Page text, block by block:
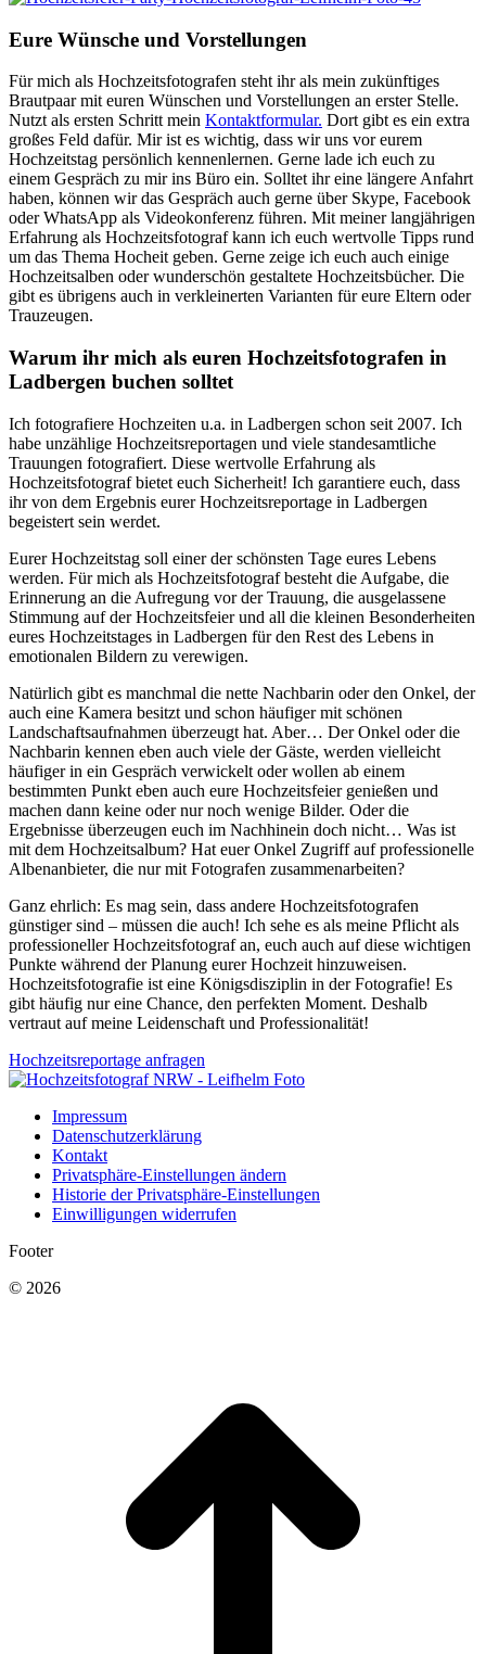
Eure Wünsche und Vorstellungen
Für mich als Hochzeitsfotografen steht ihr als mein zukünftiges
Brautpaar mit euren Wünschen und Vorstellungen an erster Stelle.
Nutzt als ersten Schritt mein Kontaktformular. Dort gibt es ein extra
großes Feld dafür. Mir ist es wichtig, dass wir uns vor eurem
Hochzeitstag persönlich kennenlernen. Gerne lade ich euch zu
einem Gespräch zu mir ins Büro ein. Solltet ihr eine längere Anfahrt
haben, können wir das Gespräch auch gerne über Skype, Facebook
oder WhatsApp als Videokonferenz führen. Mit meiner langjährigen
Erfahrung als Hochzeitsfotograf kann ich euch wertvolle Tipps rund
um das Thema Hocheit geben. Gerne zeige ich euch auch einige
Hochzeitsalben oder wunderschön gestaltete Hochzeitsbücher. Die
gibt es übrigens auch in verkleinerten Varianten für eure Eltern oder
Trauzeugen.
Warum ihr mich als euren Hochzeitsfotografen in
Ladbergen buchen solltet
Ich fotografiere Hochzeiten u.a. in Ladbergen schon seit 2007. Ich
habe unzählige Hochzeitsreportagen und viele standesamtliche
Trauungen fotografiert. Diese wertvolle Erfahrung als
Hochzeitsfotograf bietet euch Sicherheit! Ich garantiere euch, dass
ihr von dem Ergebnis eurer Hochzeitsreportage in Ladbergen
begeistert sein werdet.
Eurer Hochzeitstag soll einer der schönsten Tage eures Lebens
werden. Für mich als Hochzeitsfotograf besteht die Aufgabe, die
Erinnerung an die Aufregung vor der Trauung, die ausgelassene
Stimmung auf der Hochzeitsfeier und all die kleinen Besonderheiten
eures Hochzeitstages in Ladbergen für den Rest des Lebens in
emotionalen Bildern zu verewigen.
Natürlich gibt es manchmal die nette Nachbarin oder den Onkel, der
auch eine Kamera besitzt und schon häufiger mit schönen
Landschaftsaufnahmen überzeugt hat. Aber… Der Onkel oder die
Nachbarin kennen eben auch viele der Gäste, werden vielleicht
häufiger in ein Gespräch verwickelt oder wollen ab einem
bestimmten Punkt eben auch eure Hochzeitsfeier genießen und
machen dann keine oder nur noch wenige Bilder. Oder die
Ergebnisse überzeugen euch im Nachhinein doch nicht… Was ist
mit dem Hochzeitsalbum? Hat euer Onkel Zugriff auf professionelle
Albenanbieter, die nur mit Fotografen zusammenarbeiten?
Ganz ehrlich: Es mag sein, dass andere Hochzeitsfotografen
günstiger sind – müssen die auch! Ich sehe es als meine Pflicht als
professioneller Hochzeitsfotograf an, euch auch auf diese wichtigen
Punkte während der Planung eurer Hochzeit hinzuweisen.
Hochzeitsfotografie ist eine Königsdisziplin in der Fotografie! Es
gibt häufig nur eine Chance, den perfekten Moment. Deshalb
vertraut auf meine Leidenschaft und Professionalität!
Hochzeitsreportage anfragen
Impressum
Datenschutzerklärung
Kontakt
Privatsphäre-Einstellungen ändern
Historie der Privatsphäre-Einstellungen
Einwilligungen widerrufen
Footer
© 2026